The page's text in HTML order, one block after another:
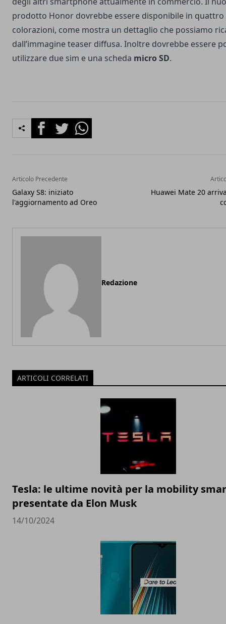
prodotto Honor dovrebbe essere disponibile in
colorazioni, come mostra un dettaglio che possiamo
dall’immagine teaser diffusa. Inoltre dovrebbe essere
utilizzare due sim e una scheda micro SD.
FacebookTwitterWhatsapp
Articolo Precedente
Galaxy S8: iniziato
l'aggiornamento ad Oreo
Huawei Mate 20
Redazione
ARTICOLI CORRELATI
Tesla: le ultime novità per la mobility
presentate da Elon Musk
14/10/2024